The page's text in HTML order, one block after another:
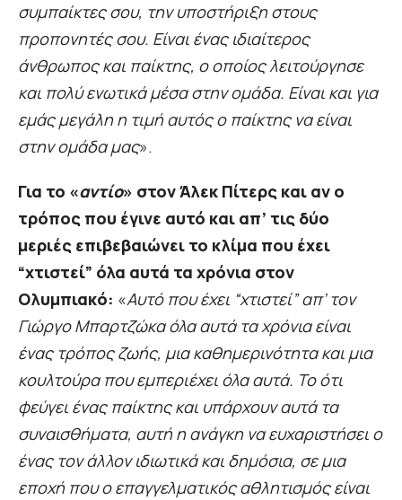
συμπαίκτες σου, την υποστήριξη στους
προπονητές σου. Είναι ένας ιδιαίτερος
άνθρωπος και παίκτης, ο οποίος λειτούργησε
και πολύ ενωτικά μέσα στην ομάδα. Είναι και για
εμάς μεγάλη η τιμή αυτός ο παίκτης να είναι
στην ομάδα μας».
Για το «αντίο» στον Άλεκ Πίτερς και αν ο
τρόπος που έγινε αυτό και απ’ τις δύο
μεριές επιβεβαιώνει το κλίμα που έχει
“χτιστεί” όλα αυτά τα χρόνια στον
Ολυμπιακό: «Αυτό που έχει “χτιστεί” απ’ τον
Γιώργο Μπαρτζώκα όλα αυτά τα χρόνια είναι
ένας τρόπος ζωής, μια καθημερινότητα και μια
κουλτούρα που εμπεριέχει όλα αυτά. Το ότι
φεύγει ένας παίκτης και υπάρχουν αυτά τα
συναισθήματα, αυτή η ανάγκη να ευχαριστήσει ο
ένας τον άλλον ιδιωτικά και δημόσια, σε μια
εποχή που ο επαγγελματικός αθλητισμός είναι